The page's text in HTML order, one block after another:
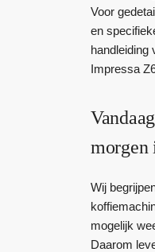
Voor
en
handleiding
Impressa
morgen
Wij
mogelijk
Daarom